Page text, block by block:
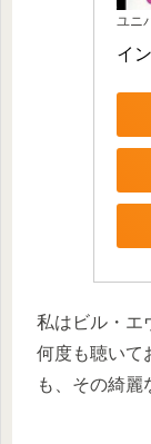
ユニ
イ
私はビル・エ
何度も聴いて
も、その綺麗